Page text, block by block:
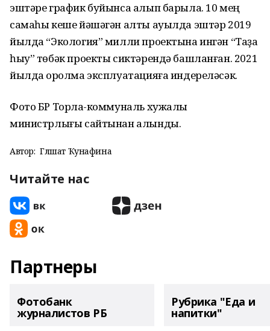
эштәре график буйынса алып барыла. 10 мең
самаһы кеше йәшәгән алты ауылда эштәр 2019
йылда “Экология” милли проектына ингән “Таҙа
һыу” төбәк проекты сиктәрендә башланған. 2021
йылда ҡоролма эксплуатацияға индереләсәк.
Фото БР Торлаҡ-коммуналь хужалыҡ
министрлығы сайтынан алынды.
Автор: Гөлшат Ҡунафина
Читайте нас
Партнеры
Фотобанк
журналистов РБ
Рубрика "Еда и
напитки"